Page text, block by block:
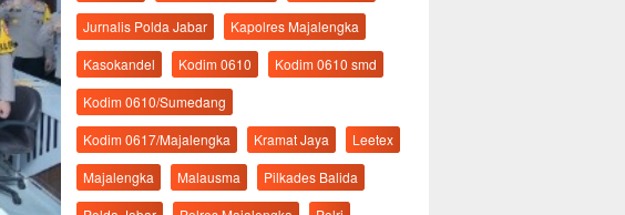
Jurnalis Polda Jabar
Kapolres Majalengka
Kasokandel
Kodim 0610
Kodim 0610 smd
Kodim 0610/Sumedang
Kodim 0617/Majalengka
Kramat Jaya
Leetex
Majalengka
Malausma
Pilkades Balida